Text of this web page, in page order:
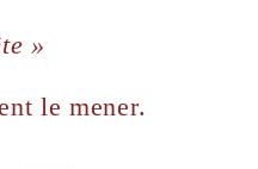
»
le mener.